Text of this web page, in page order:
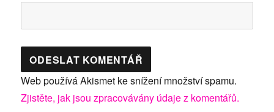
Web používá Akismet ke snížení množství spamu.
Zjistěte, jak jsou zpracovávány údaje z komentářů.